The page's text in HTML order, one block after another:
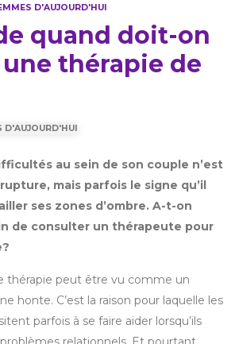
D'AUJOURD'HUI
quand doit-on
thérapie de
D'AUJOURD'HUI
au sein de son couple n’est
mais parfois le signe qu’il
ses zones d’ombre. A-t-on
de consulter un thérapeute pour
thérapie peut être vu comme un
honte. C’est la raison pour laquelle les
parfois à se faire aider lorsqu’ils